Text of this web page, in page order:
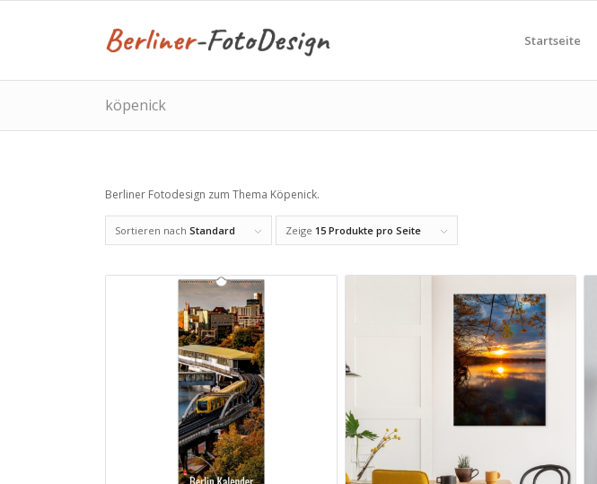
Startseite
köpenick
Berliner Fotodesign zum Thema Köpenick.
Sortieren nach Standard Zeige 15 Produkte pro Seite